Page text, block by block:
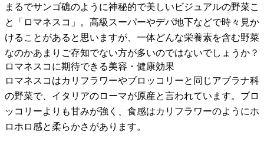
まるでサンゴ礁のように神秘的で美しいビジュアルの野菜こ
と「ロマネスコ」。高級スーパーやデパ地下などで時々見か
けることがあると思いますが、一体どんな栄養素を含む野菜
なのかあまりご存知でない方が多いのではないでしょうか？
ロマネスコに期待できる美容・健康効果
ロマネスコはカリフラワーやブロッコリーと同じアブラナ科
の野菜で、イタリアのローマが原産と言われています。ブロ
ッコリーよりも甘みが強く、食感はカリフラワーのようにホ
ロホロ感と柔らかさがあります。